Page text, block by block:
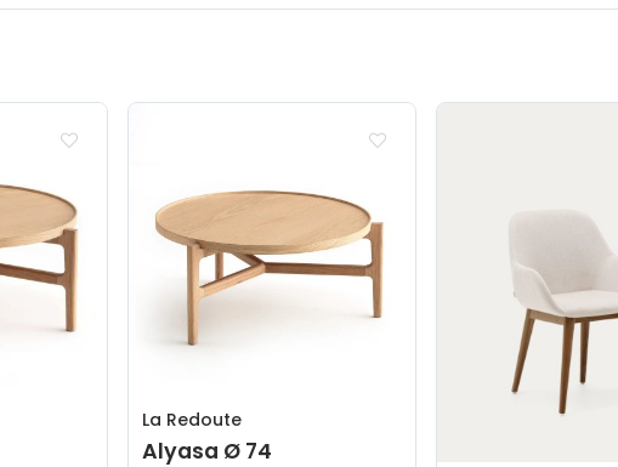
La Redoute
Alyasa Ø 74